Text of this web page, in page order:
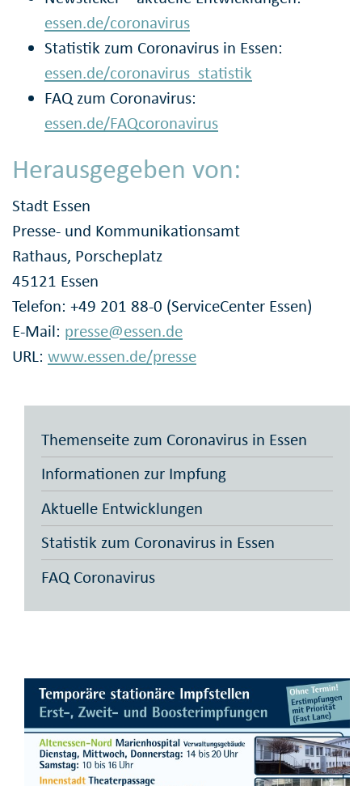
essen.de/coronavirus
Statistik zum Coronavirus in Essen:
essen.de/coronavirus_statistik
FAQ zum Coronavirus:
essen.de/FAQcoronavirus
Herausgegeben von:
Stadt Essen
Presse- und Kommunikationsamt
Rathaus, Porscheplatz
45121 Essen
Telefon: +49 201 88-0 (ServiceCenter Essen)
E-Mail: presse@essen.de
URL: www.essen.de/presse
Themenseite zum Coronavirus in Essen
Informationen zur Impfung
Aktuelle Entwicklungen
Statistik zum Coronavirus in Essen
FAQ Coronavirus